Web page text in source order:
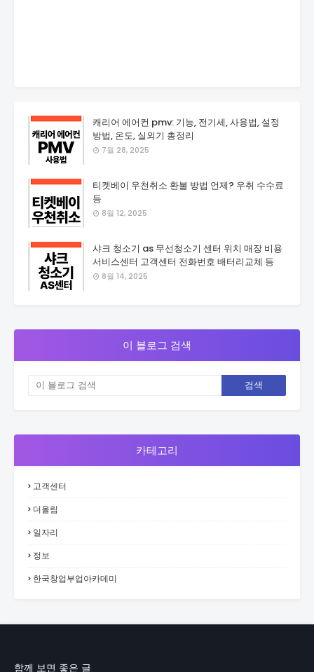
캐리어 에어컨 pmv: 기능, 전기세, 사용법, 설정
방법, 온도, 실외기 총정리
7월 28, 2025
티켓베이 우천취소 환불 방법 언제? 우취 수수료
등
8월 12, 2025
샤크 청소기 as 무선청소기 센터 위치 매장 비용
서비스센터 고객센터 전화번호 배터리교체 등
8월 14, 2025
이 블로그 검색
카테고리
고객센터
더올림
일자리
정보
한국창업부업아카데미
함께 보면 좋은 글